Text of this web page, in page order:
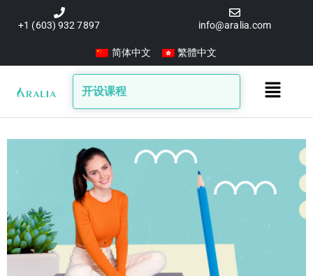
容
+1 (603) 932 7897 info@aralia.com
简体中文 繁體中文
开设课程
Main